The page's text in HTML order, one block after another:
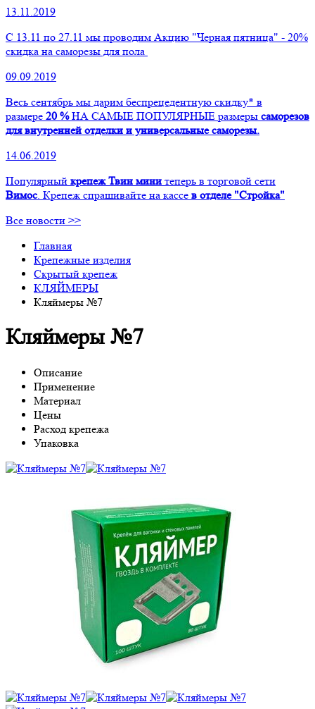
13.11.2019
С 13.11 по 27.11 мы проводим Акцию "Черная пятница" - 20%
скидка на саморезы для пола
09.09.2019
Весь сентябрь мы дарим беспрецедентную скидку* в
размере 20 %НА САМЫЕ ПОПУЛЯРНЫЕ размеры саморезов
для внутренней отделки и универсальные саморезы.
14.06.2019
Популярный крепеж Твин мини теперь в торговой сети
Вимос. Крепеж спрашивайте на кассе в отделе "Стройка"
Все новости >>
Главная
Крепежные изделия
Скрытый крепеж
КЛЯЙМЕРЫ
Кляймеры №7
Кляймеры №7
Описание
Применение
Материал
Цены
Расход крепежа
Упаковка